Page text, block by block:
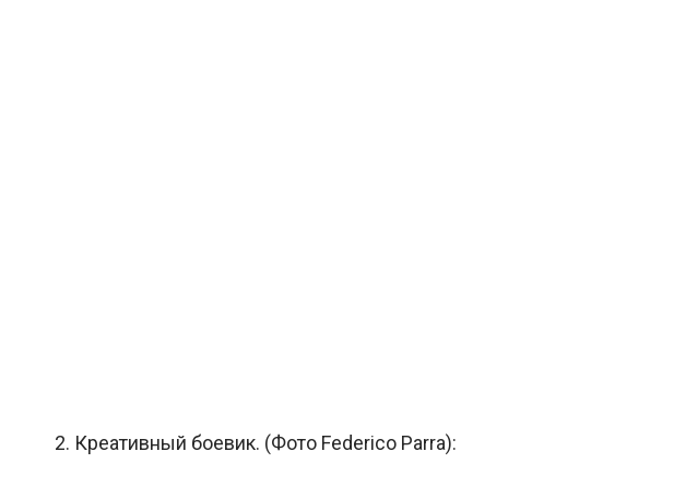
2. Креативный боевик. (Фото Federico Parra):